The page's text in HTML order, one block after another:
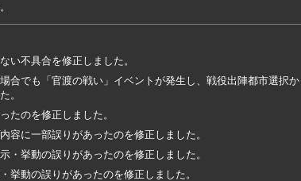
い不具合を修正しました。
合でも「官渡の戦い」イベントが発生し、戦役出陣都市選択か
。
たのを修正しました。
容に一部誤りがあったのを修正しました。
・挙動の誤りがあったのを修正しました。
挙動の誤りがあったのを修正しました。